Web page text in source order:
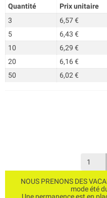
Quantité Prix unitaire
3
6,57 €
5
6,43 €
10
6,29 €
20
6,16 €
50
6,02 €
NOUS PRENONS DES
mode été